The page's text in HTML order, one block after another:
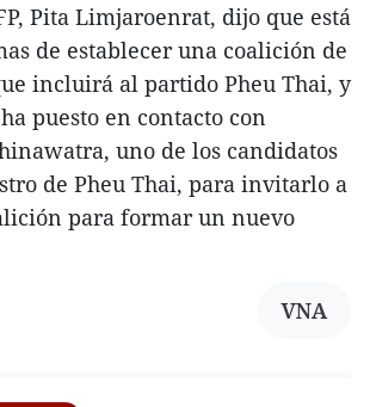
Pita Limjaroenrat, dijo que está
de establecer una coalición de
incluirá al partido Pheu Thai, y
puesto en contacto con
uno de los candidatos
de Pheu Thai, para invitarlo a
para formar un nuevo
VNA